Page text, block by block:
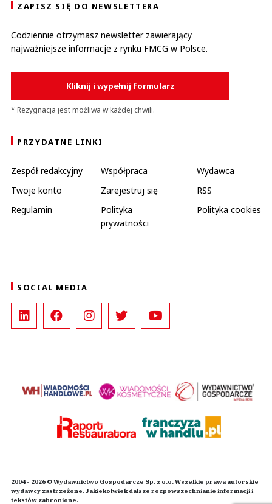
ZAPISZ SIĘ DO NEWSLETTERA
Codziennie otrzymasz newsletter zawierający
najważniejsze informacje z rynku FMCG w Polsce.
Kliknij i wypełnij formularz
* Rezygnacja jest możliwa w każdej chwili.
PRZYDATNE LINKI
Zespół redakcyjny Współpraca
Wydawca
Twoje konto
Zarejestruj się
RSS
Regulamin
Polityka
prywatności
Polityka cookies
SOCIAL MEDIA
2004 - 2026 © Wydawnictwo Gospodarcze Sp. z o.o. Wszelkie prawa autorskie
wydawcy zastrzeżone. Jakiekolwiek dalsze rozpowszechnianie informacji i
tekstów zabronione.